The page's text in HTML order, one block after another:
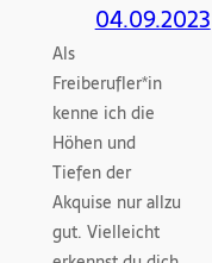
04.09.2023
Als
Freiberufler*in
kenne ich die
Höhen und
Tiefen der
Akquise nur allzu
gut. Vielleicht